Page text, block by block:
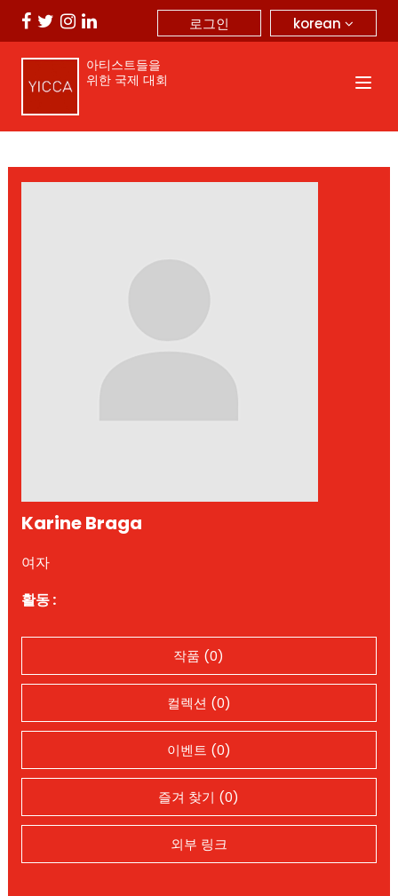
korean
로그인
아티스트들을
위한 국제 대회
Karine Braga
여자
활동 :
작품 (0)
컬렉션 (0)
이벤트 (0)
즐겨 찾기 (0)
외부 링크